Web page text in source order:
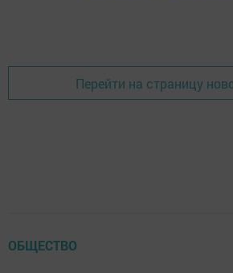
Перейти на страницу
ОБЩЕСТВО